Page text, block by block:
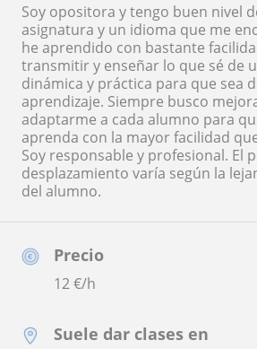
Precio
12€/h
Suele dar clases en
Soy opositora y tengo buen nivel
asignatura y un idioma que me
he aprendido con bastante
transmitir y enseñar lo que sé de
dinámica y práctica para que sea
aprendizaje. Siempre busco
adaptarme a cada alumno para
aprenda con la mayor facilidad
Soy responsable y profesional. El
desplazamiento varía según la
del alumno.